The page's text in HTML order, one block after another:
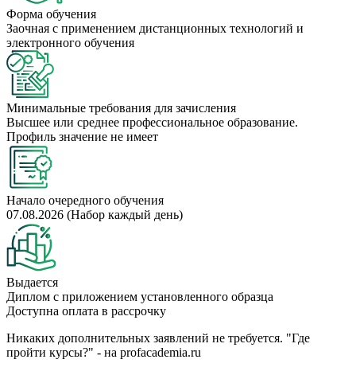
Форма обучения
Заочная с применением дистанционных технологий и
электронного обучения
Минимальные требования для зачисления
Высшее или среднее профессиональное образование.
Профиль значение не имеет
Начало очередного обучения
07.08.2026 (Набор каждый день)
Выдается
Диплом с приложением установленного образца
Доступна оплата в рассрочку
Никаких дополнительных заявлений не требуется. "Где
пройти курсы?" - на profacademia.ru